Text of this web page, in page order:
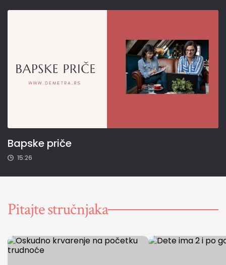
15:26
Bapske priče
Pitajte stručnjaka